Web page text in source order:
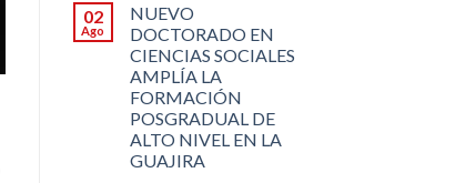
02
Ago
NUEVO
DOCTORADO EN
CIENCIAS SOCIALES
AMPLÍA LA
FORMACIÓN
POSGRADUAL DE
ALTO NIVEL EN LA
GUAJIRA